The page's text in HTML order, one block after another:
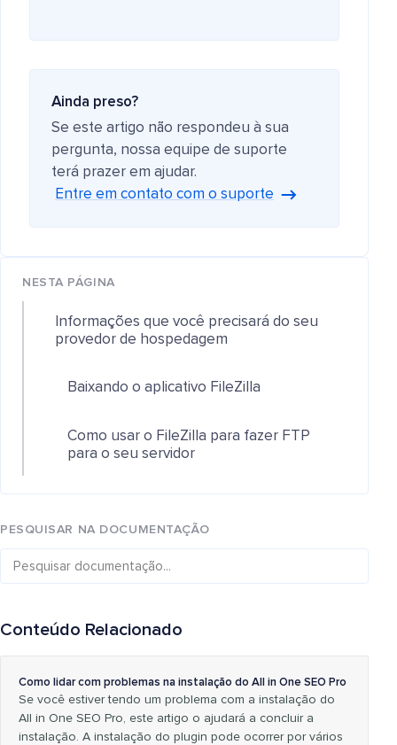
Ainda preso?
Se este artigo não respondeu à sua
pergunta, nossa equipe de suporte
terá prazer em ajudar.
Entre em contato com o suporte
NESTA PÁGINA
Informações que você precisará do seu
provedor de hospedagem
Baixando o aplicativo FileZilla
Como usar o FileZilla para fazer FTP
para o seu servidor
PESQUISAR NA DOCUMENTAÇÃO
Conteúdo Relacionado
Como lidar com problemas na instalação do All in One SEO Pro
Se você estiver tendo um problema com a instalação do
All in One SEO Pro, este artigo o ajudará a concluir a
instalação. A instalação do plugin pode ocorrer por vários